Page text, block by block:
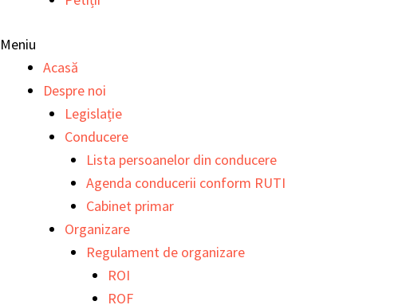
Meniu
Acasă
Despre noi
Legislație
Conducere
Lista persoanelor din conducere
Agenda conducerii conform RUTI
Cabinet primar
Organizare
Regulament de organizare
ROI
ROF